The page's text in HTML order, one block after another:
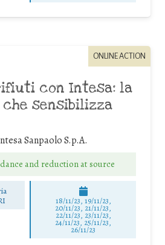
ONLINE ACTION
con Intesa: la
che sensibilizza
Sanpaolo S.p.A.
and reduction at source
18/11/23, 19/11/23,
20/11/23, 21/11/23,
22/11/23, 23/11/23,
24/11/23, 25/11/23,
26/11/23